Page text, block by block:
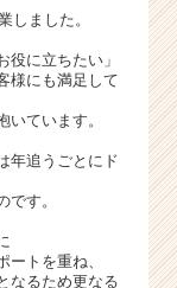
しました。
役に立ちたい」
様にも満足して
ています。
年追うごとにド
す。
トを重ね、
なるため更なる